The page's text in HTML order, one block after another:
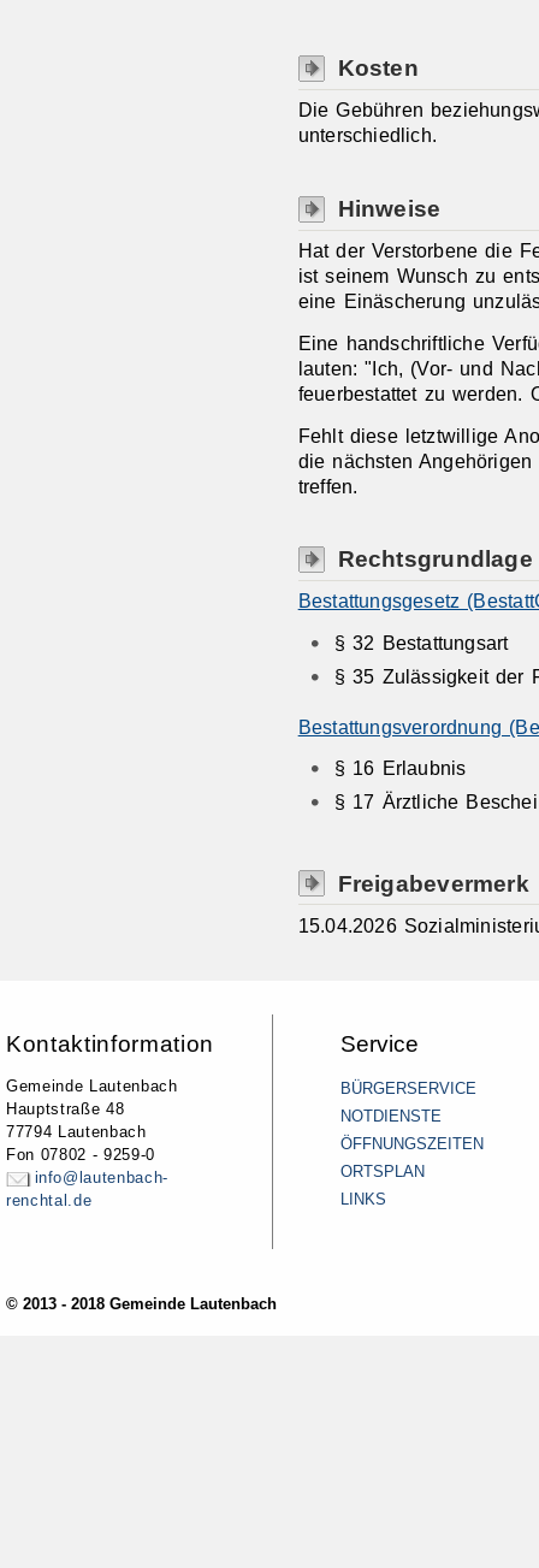
Kosten
Die Gebühren
unterschiedlich.
Hinweise
Hat der Verstorbene die
ist seinem Wunsch zu
eine Einäscherung
Eine handschriftliche
lauten: "Ich, (Vor- und
feuerbestattet zu werden.
Fehlt diese letztwillige
die nächsten
treffen.
Rechtsgrundlage
Bestattungsgesetz
§ 32 Bestattungsart
§ 35 Zulässigkeit der
Bestattungsverordnung
§ 16 Erlaubnis
§ 17 Ärztliche
Freigabevermerk
15.04.2026
Kontaktinformation
Gemeinde Lautenbach
Hauptstraße 48
77794 Lautenbach
Fon 07802 - 9259-0
info@lautenbach-
renchtal.de
Service
BÜRGERSERVICE
NOTDIENSTE
ÖFFNUNGSZEITEN
ORTSPLAN
LINKS
© 2013 - 2018 Gemeinde Lautenbach